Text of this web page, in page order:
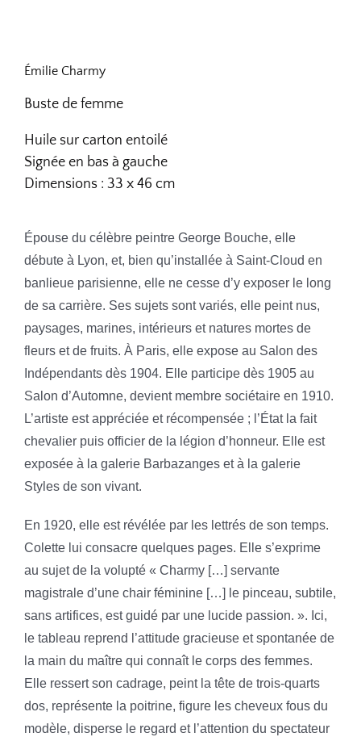
Émilie Charmy
Buste de femme
Huile sur carton entoilé
Signée en bas à gauche
Dimensions : 33 x 46 cm
Épouse du célèbre peintre George Bouche, elle
débute à Lyon, et, bien qu’installée à Saint-Cloud en
banlieue parisienne, elle ne cesse d’y exposer le long
de sa carrière. Ses sujets sont variés, elle peint nus,
paysages, marines, intérieurs et natures mortes de
fleurs et de fruits. À Paris, elle expose au Salon des
Indépendants dès 1904. Elle participe dès 1905 au
Salon d’Automne, devient membre sociétaire en 1910.
L’artiste est appréciée et récompensée ; l’État la fait
chevalier puis officier de la légion d’honneur. Elle est
exposée à la galerie Barbazanges et à la galerie
Styles de son vivant.
En 1920, elle est révélée par les lettrés de son temps.
Colette lui consacre quelques pages. Elle s’exprime
au sujet de la volupté « Charmy […] servante
magistrale d’une chair féminine […] le pinceau, subtile,
sans artifices, est guidé par une lucide passion. ». Ici,
le tableau reprend l’attitude gracieuse et spontanée de
la main du maître qui connaît le corps des femmes.
Elle ressert son cadrage, peint la tête de trois-quarts
dos, représente la poitrine, figure les cheveux fous du
modèle, disperse le regard et l’attention du spectateur